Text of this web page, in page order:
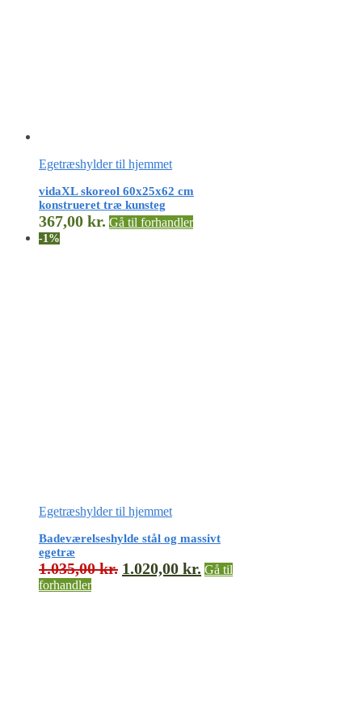
Egetræshylder til hjemmet
vidaXL skoreol 60x25x62 cm
konstrueret træ kunsteg
367,00 kr. Gå til forhandler
-1%
Egetræshylder til hjemmet
Badeværelseshylde stål og massivt
egetræ
1.035,00kr. 1.020,00 kr. Gå til
forhandler